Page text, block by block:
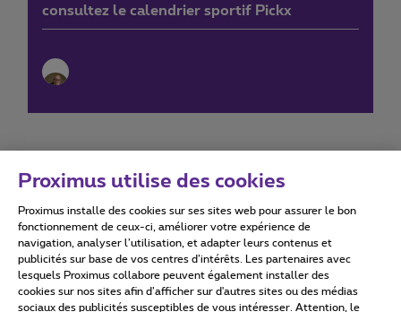
consultez le calendrier sportif Pickx
Conditions d'utilisation Accessibility statement
Proximus utilise des cookies
Proximus installe des cookies sur ses sites web pour assurer le bon
fonctionnement de ceux-ci, améliorer votre expérience de
navigation, analyser l’utilisation, et adapter leurs contenus et
publicités sur base de vos centres d’intérêts. Les partenaires avec
lesquels Proximus collabore peuvent également installer des
cookies sur nos sites afin d’afficher sur d'autres sites ou des médias
sociaux des publicités susceptibles de vous intéresser. Attention, le